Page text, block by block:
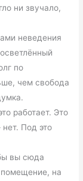
ни звучало,
неведения
по
чем свобода
работает. Это
Под это
вы сюда
помещение, на